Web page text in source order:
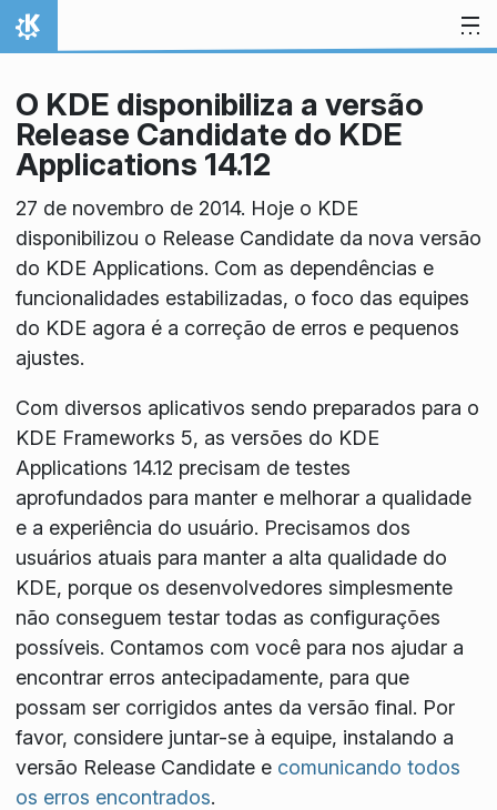
Ir para o conteúdo
Início
O KDE disponibiliza a versão
Release Candidate do KDE
Applications 14.12
27 de novembro de 2014. Hoje o KDE
disponibilizou o Release Candidate da nova versão
do KDE Applications. Com as dependências e
funcionalidades estabilizadas, o foco das equipes
do KDE agora é a correção de erros e pequenos
ajustes.
Com diversos aplicativos sendo preparados para o
KDE Frameworks 5, as versões do KDE
Applications 14.12 precisam de testes
aprofundados para manter e melhorar a qualidade
e a experiência do usuário. Precisamos dos
usuários atuais para manter a alta qualidade do
KDE, porque os desenvolvedores simplesmente
não conseguem testar todas as configurações
possíveis. Contamos com você para nos ajudar a
encontrar erros antecipadamente, para que
possam ser corrigidos antes da versão final. Por
favor, considere juntar-se à equipe, instalando a
versão Release Candidate e comunicando todos
os erros encontrados.